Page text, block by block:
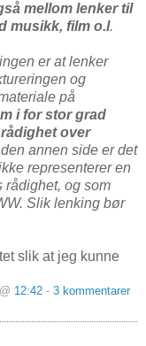
mellom lenker til
musikk, film o.l.
er at lenker
og
på
i for stor grad
over
annen side er det
representerer en
rådighet, og som
Slik lenking bør
slik at jeg kunne
12:42 - 3 kommentarer